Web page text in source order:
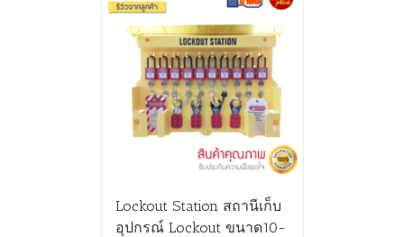
Lockout Station สถานีเก็บ
อุปกรณ์ Lockout ขนาด10-